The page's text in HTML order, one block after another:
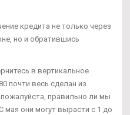
кредита не только через
но и обратившись
в вертикальное
почти весь сделан из
правильно ли мы
мая они могут вырасти с 1 до